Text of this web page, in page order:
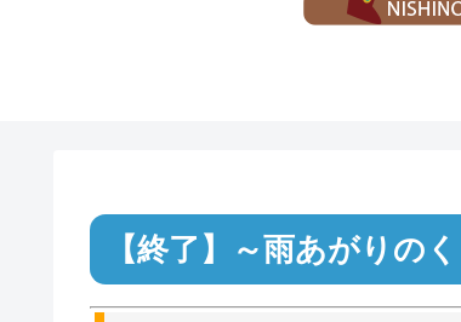
～雨あがりの